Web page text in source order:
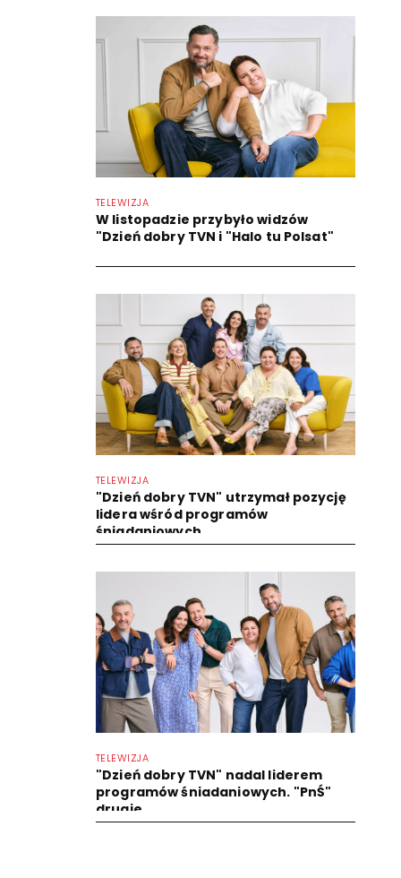
TELEWIZJA
W listopadzie przybyło widzów
"Dzień dobry TVN i "Halo tu Polsat"
TELEWIZJA
"Dzień dobry TVN" utrzymał pozycję
lidera wśród programów
śniadaniowych
TELEWIZJA
"Dzień dobry TVN" nadal liderem
programów śniadaniowych. "PnŚ"
drugie